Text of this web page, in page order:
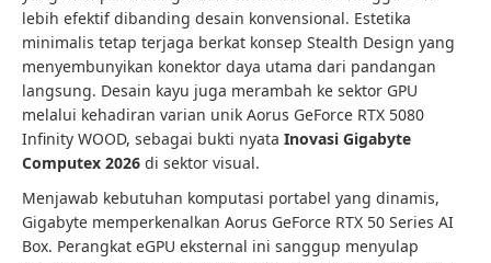
lebih efektif dibanding desain konvensional. Estetika
minimalis tetap terjaga berkat konsep Stealth Design yang
menyembunyikan konektor daya utama dari pandangan
langsung. Desain kayu juga merambah ke sektor GPU
melalui kehadiran varian unik Aorus GeForce RTX 5080
Infinity WOOD, sebagai bukti nyata Inovasi Gigabyte
Computex 2026 di sektor visual.
Menjawab kebutuhan komputasi portabel yang dinamis,
Gigabyte memperkenalkan Aorus GeForce RTX 50 Series AI
Box. Perangkat eGPU eksternal ini sanggup menyulap